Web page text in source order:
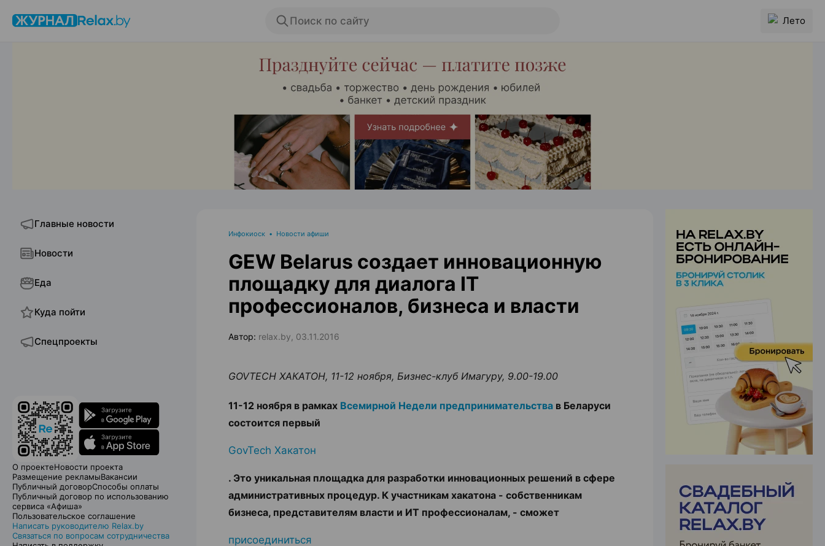
Поиск по сайту Лето
ЭФФЕКТИВНАЯ РЕКЛАМА НА САЙТЕ
Главные новости
Новости
Еда
Куда пойти
Спецпроекты
О проектеНовости проекта
Размещение рекламыВакансии
Публичный договорСпособы оплаты
Публичный договор по использованию
сервиса «Афиша»
Пользовательское соглашение
Написать руководителю Relax.by
Связаться по вопросам сотрудничества
Инфокиоск • Новости афиши
GEW Belarus создает инновационную
площадку для диалога IT
профессионалов, бизнеса и власти
Автор: relax.by, 03.11.2016
GOVTECH ХАКАТОН, 11-12 ноября, Бизнес-клуб Имагуру, 9.00-19.00
11-12 ноября в рамках Всемирной Недели предпринимательства в Беларуси
состоится первый
GovTech Хакатон
. Это уникальная площадка для разработки инновационных решений в сфере
административных процедур. К участникам хакатона - собственникам
бизнеса, представителям власти и ИТ профессионалам, - сможет
присоединиться
ЭФФЕКТИВНАЯ РЕКЛАМА НА САЙТЕ